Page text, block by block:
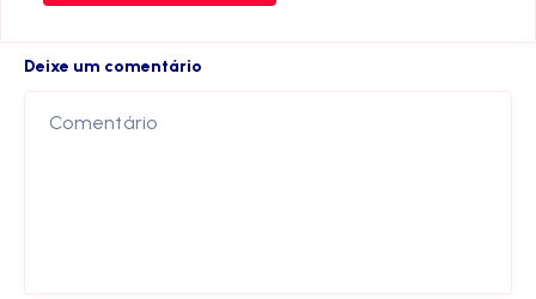
Deixe um comentário